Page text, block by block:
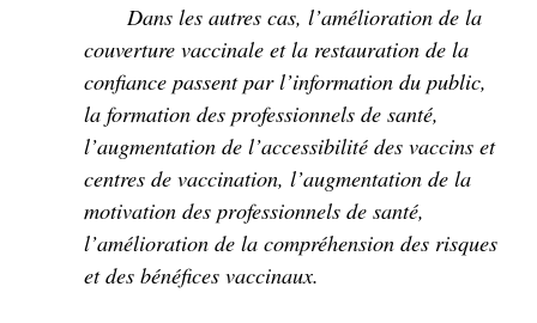
Dans les autres cas, l’amélioration de la
couverture vaccinale et la restauration de la
confiance passent par l’information du public,
la formation des professionnels de santé,
l’augmentation de l’accessibilité des vaccins et
centres de vaccination, l’augmentation de la
motivation des professionnels de santé,
l’amélioration de la compréhension des risques
et des bénéfices vaccinaux.